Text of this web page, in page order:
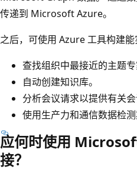
传递到 Microsoft Azure。
之后，可使用 Azure 工具构建能
查找组织中最接近的主题专
自动创建知识库。
分析会议请求以提供有关会
使用生产力和通信数据检测
应何时使用
接？